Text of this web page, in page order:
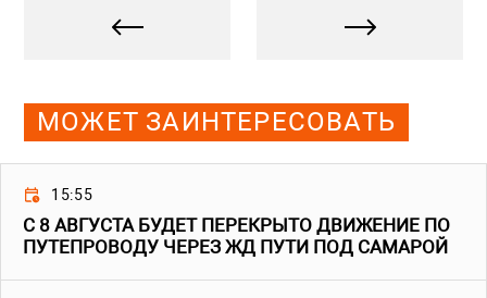
МОЖЕТ ЗАИНТЕРЕСОВАТЬ
15:55
С 8 АВГУСТА БУДЕТ ПЕРЕКРЫТО ДВИЖЕНИЕ ПО
ПУТЕПРОВОДУ ЧЕРЕЗ ЖД ПУТИ ПОД САМАРОЙ